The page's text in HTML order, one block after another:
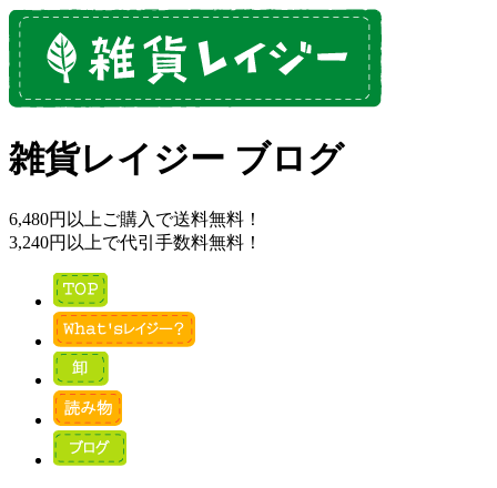
雑貨レイジー ブログ
6,480円以上ご購入で送料無料！
3,240円以上で代引手数料無料！